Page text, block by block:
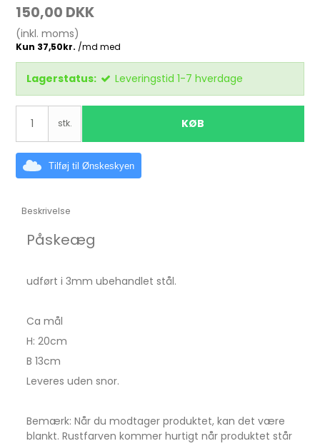
150,00 DKK
(inkl. moms)
Lagerstatus: Leveringstid 1-7 hverdage
stk. KØB
Tilføj til Ønskeskyen
Beskrivelse
Påskeæg
udført i 3mm ubehandlet stål.
Ca mål
H: 20cm
B 13cm
Leveres uden snor.
Bemærk: Når du modtager produktet, kan det være
blankt. Rustfarven kommer hurtigt når produktet står